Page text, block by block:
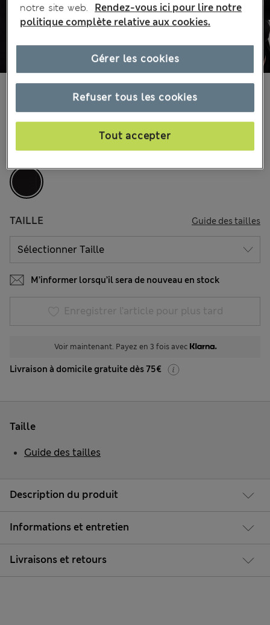
38.00 €
Épuisé
TAILLE Guide des tailles
M’informer lorsqu’il sera de nouveau en stock
Enregistrer l’article pour plus tard
Voir maintenant. Payez en 3 fois avec
Livraison à domicile gratuite dès 75€
Description du produit
Informations et entretien
Livraisons et retours
Taille
Guide des tailles
notre site web.
Rendez-vous ici pour lire notre
politique complète relative aux cookies.
Refuser tous les cookies
Tout accepter
Gérer les cookies